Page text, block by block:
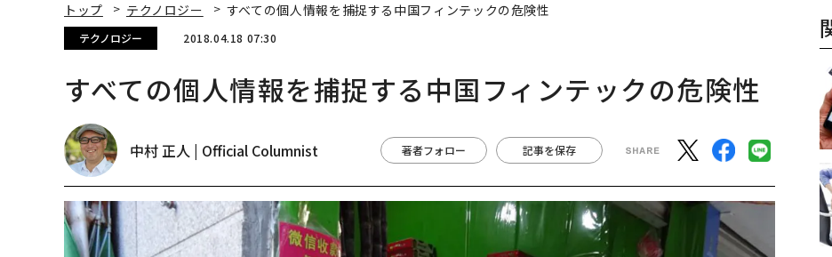
トップ テクノロジー すべての個人情報を捕捉する中国フィンテックの危険性
テクノロジー 2018.04.18 07:30
すべての個人情報を捕捉する中国フィンテックの危険性
中村 正人 | Official Columnist 著者フォロー 記事を保存